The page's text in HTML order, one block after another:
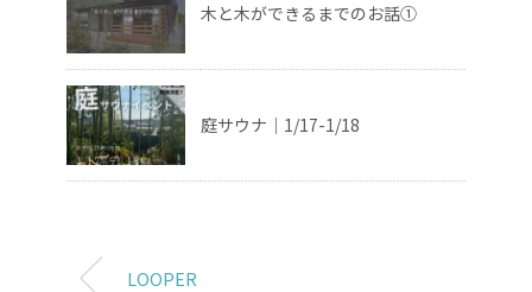
木と木ができるまでのお話①
庭サウナ｜1/17-1/18
LOOPER